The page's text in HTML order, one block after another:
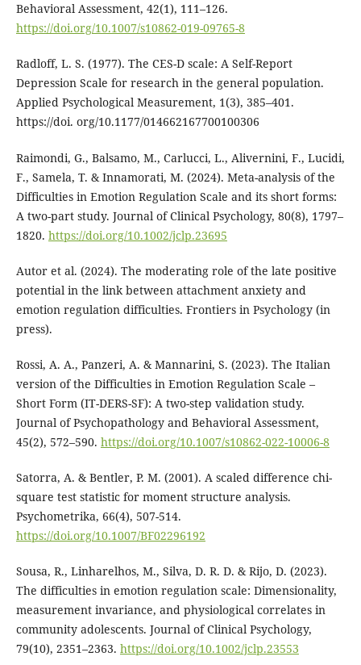
Behavioral Assessment, 42(1), 111–126.
https://doi.org/10.1007/s10862-019-09765-8
Radloff, L. S. (1977). The CES-D scale: A Self-Report
Depression Scale for research in the general population.
Applied Psychological Measurement, 1(3), 385–401.
https://doi. org/10.1177/014662167700100306
Raimondi, G., Balsamo, M., Carlucci, L., Alivernini, F., Lucidi,
F., Samela, T. & Innamorati, M. (2024). Meta-analysis of the
Difficulties in Emotion Regulation Scale and its short forms:
A two-part study. Journal of Clinical Psychology, 80(8), 1797–
1820. https://doi.org/10.1002/jclp.23695
Autor et al. (2024). The moderating role of the late positive
potential in the link between attachment anxiety and
emotion regulation difficulties. Frontiers in Psychology (in
press).
Rossi, A. A., Panzeri, A. & Mannarini, S. (2023). The Italian
version of the Difficulties in Emotion Regulation Scale –
Short Form (IT-DERS-SF): A two-step validation study.
Journal of Psychopathology and Behavioral Assessment,
45(2), 572–590. https://doi.org/10.1007/s10862-022-10006-8
Satorra, A. & Bentler, P. M. (2001). A scaled difference chi-
square test statistic for moment structure analysis.
Psychometrika, 66(4), 507-514.
https://doi.org/10.1007/BF02296192
Sousa, R., Linharelhos, M., Silva, D. R. D. & Rijo, D. (2023).
The difficulties in emotion regulation scale: Dimensionality,
measurement invariance, and physiological correlates in
community adolescents. Journal of Clinical Psychology,
79(10), 2351–2363. https://doi.org/10.1002/jclp.23553